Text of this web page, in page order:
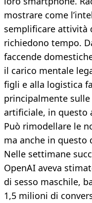
mostrare come
semplificare attività
richiedono tempo.
faccende
il carico mentale
figli e alla logistica
principalmente sulle
artificiale, in questo
Può rimodellare le
ma anche in questo
Nelle settimane
OpenAI aveva
di sesso maschile,
1,5 milioni di